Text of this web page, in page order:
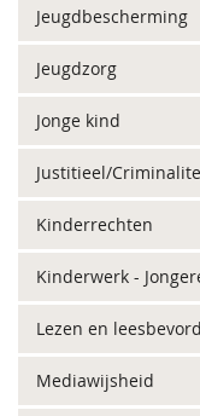
Jeugdbescherming
Jeugdzorg
Jonge kind
Justitieel/
Kinderrechten
Kinderwerk -
Lezen en
Mediawijsheid